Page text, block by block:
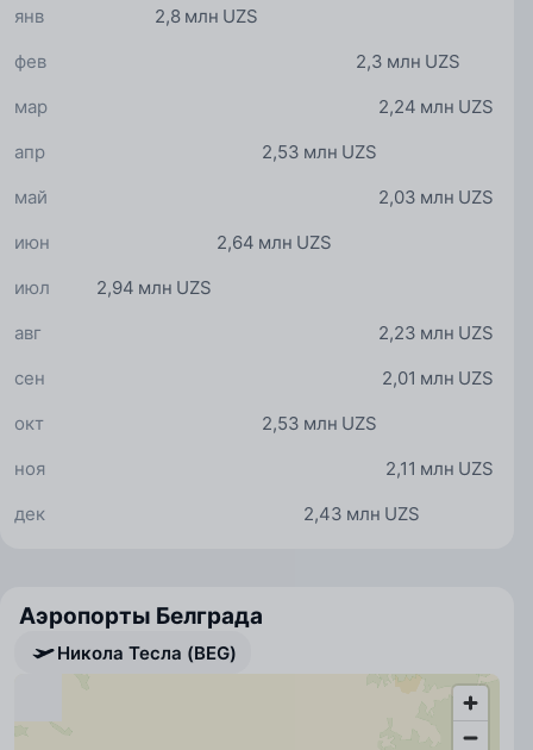
2,8 млн UZS
янв
2,3 млн UZS
фев
2,24 млн UZS
мар
2,53 млн UZS
апр
2,03 млн UZS
май
2,64 млн UZS
июн
2,94 млн UZS
июл
2,23 млн UZS
авг
2,01 млн UZS
сен
2,53 млн UZS
окт
2,11 млн UZS
ноя
2,43 млн UZS
дек
Аэропорты Белграда
Никола Тесла (BEG)